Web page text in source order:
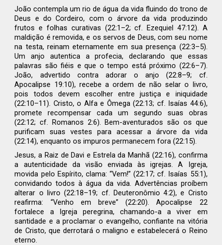
João contempla um rio de água da vida fluindo do trono de
Deus e do Cordeiro, com o árvore da vida produzindo
frutos e folhas curativas (22:1–2; cf. Ezequiel 47:12). A
maldição é removida, e os servos de Deus, com seu nome
na testa, reinam eternamente em sua presença (22:3–5).
Um anjo autentica a profecia, declarando que essas
palavras são fiéis e que o tempo está próximo (22:6–7).
João, advertido contra adorar o anjo (22:8–9; cf.
Apocalipse 19:10), recebe a ordem de não selar o livro,
pois todos devem escolher entre justiça e iniquidade
(22:10–11). Cristo, o Alfa e Ômega (22:13; cf. Isaías 44:6),
promete recompensar cada um segundo suas obras
(22:12; cf. Romanos 2:6). Bem-aventurados são os que
purificam suas vestes para acessar a árvore da vida
(22:14), enquanto os impuros permanecem fora (22:15).
Jesus, a Raiz de Davi e Estrela da Manhã (22:16), confirma
a autenticidade da visão enviada às igrejas. A Igreja,
movida pelo Espírito, clama: “Vem!” (22:17; cf. Isaías 55:1),
convidando todos à água da vida. Advertências proíbem
alterar o livro (22:18–19; cf. Deuteronômio 4:2), e Cristo
reafirma: “Venho em breve” (22:20). Apocalipse 22
fortalece a Igreja peregrina, chamando-a a viver em
santidade e a proclamar o evangelho, confiante na vitória
de Cristo, que derrotará o maligno e estabelecerá o Reino
eterno.